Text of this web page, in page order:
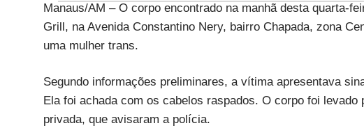
Manaus/AM – O corpo encontrado na manhã desta quarta-
Grill, na Avenida Constantino Nery, bairro Chapada, zona
uma mulher trans.
Segundo informações preliminares, a vítima apresentava
Ela foi achada com os cabelos raspados. O corpo foi
privada, que avisaram a polícia.